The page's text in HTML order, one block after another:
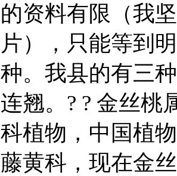
的资料有限（我
片），只能等到
种。我县的有三
连翘。? ? 金丝桃
科植物，中国植
藤黄科，现在金